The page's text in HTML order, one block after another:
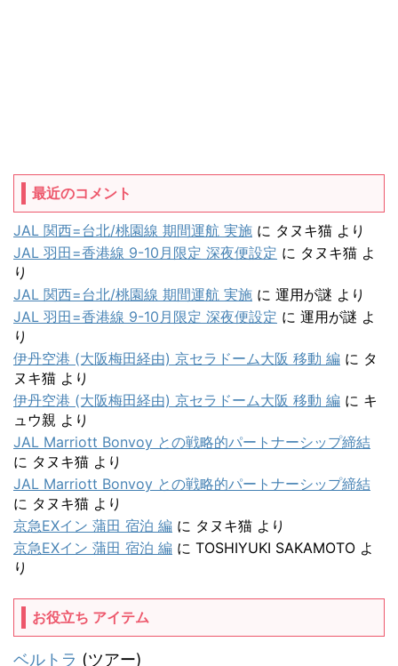
最近のコメント
JAL 関西=台北/桃園線 期間運航 実施 に タヌキ猫 より
JAL 羽田=香港線 9-10月限定 深夜便設定 に タヌキ猫 よ
り
JAL 関西=台北/桃園線 期間運航 実施 に 運用が謎 より
JAL 羽田=香港線 9-10月限定 深夜便設定 に 運用が謎 よ
り
伊丹空港 (大阪梅田経由) 京セラドーム大阪 移動 編 に タ
ヌキ猫 より
伊丹空港 (大阪梅田経由) 京セラドーム大阪 移動 編 に キ
ュウ親 より
JAL Marriott Bonvoy との戦略的パートナーシップ締結
に タヌキ猫 より
JAL Marriott Bonvoy との戦略的パートナーシップ締結
に タヌキ猫 より
京急EXイン 蒲田 宿泊 編 に タヌキ猫 より
京急EXイン 蒲田 宿泊 編 に TOSHIYUKI SAKAMOTO よ
り
お役立ち アイテム
ベルトラ (ツアー)